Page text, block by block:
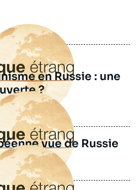
en Russie : une
?
vue de Russie